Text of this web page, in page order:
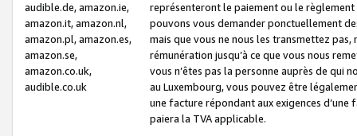
audible.de, amazon.ie,
amazon.it, amazon.nl,
amazon.pl, amazon.es,
amazon.se,
amazon.co.uk,
audible.co.uk
représenteront le paiement ou le
pouvons vous demander ponctuellement
mais que vous ne nous les transmettez
rémunération jusqu’à ce que vous nous
vous n’êtes pas la personne auprès de qui
au Luxembourg, vous pouvez être
une facture répondant aux exigences
paiera la TVA applicable.